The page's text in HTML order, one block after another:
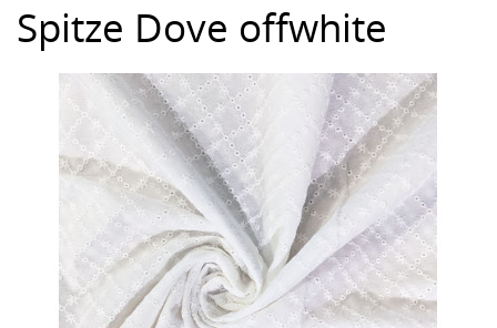
Spitze Dove offwhite